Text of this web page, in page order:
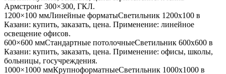
Армстронг 300×300, ГКЛ.
1200×100 ммЛинейные форматыСветильник 1200x100 в
Казани: купить, заказать, цена. Применение: линейное
освещение офисов.
600×600 ммСтандартные потолочныеСветильник 600x600 в
Казани: купить, заказать, цена. Применение: офисы, школы,
больницы, госучреждения.
1000×1000 ммКрупноформатныеСветильник 1000x1000 в